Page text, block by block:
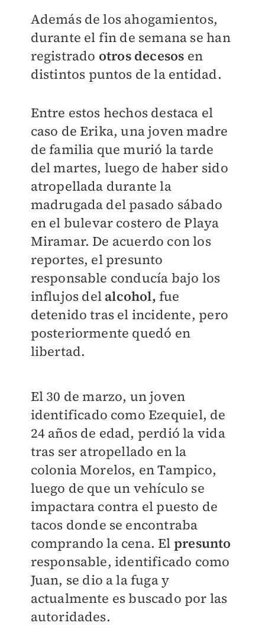
Además de los ahogamientos,
durante el fin de semana se han
registrado otros decesos en
distintos puntos de la entidad.
Entre estos hechos destaca el
caso de Erika, una joven madre
de familia que murió la tarde
del martes, luego de haber sido
atropellada durante la
madrugada del pasado sábado
en el bulevar costero de Playa
Miramar. De acuerdo con los
reportes, el presunto
responsable conducía bajo los
influjos del alcohol, fue
detenido tras el incidente, pero
posteriormente quedó en
libertad.
El 30 de marzo, un joven
identificado como Ezequiel, de
24 años de edad, perdió la vida
tras ser atropellado en la
colonia Morelos, en Tampico,
luego de que un vehículo se
impactara contra el puesto de
tacos donde se encontraba
comprando la cena. El presunto
responsable, identificado como
Juan, se dio a la fuga y
actualmente es buscado por las
autoridades.